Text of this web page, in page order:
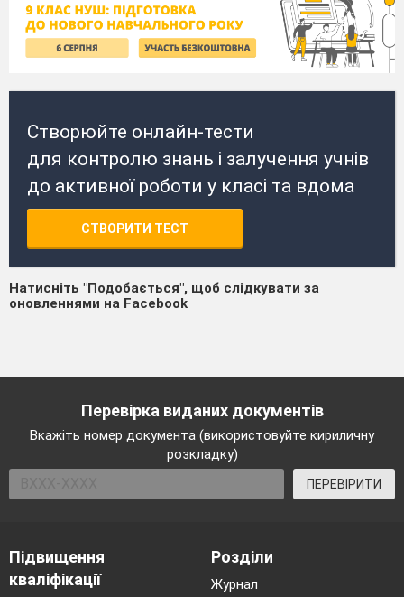
Створюйте онлайн-тести
для контролю знань і залучення учнів
до активної роботи у класі та вдома
СТВОРИТИ ТЕСТ
Натисніть "Подобається", щоб слідкувати за
оновленнями на Facebook
Перевірка виданих документів
Вкажіть номер документа (використовуйте кириличну
розкладку)
ПЕРЕВІРИТИ
Підвищення
кваліфікації
Розділи
Журнал